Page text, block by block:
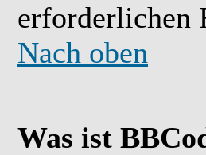
erforderlichen
Nach oben
Was ist